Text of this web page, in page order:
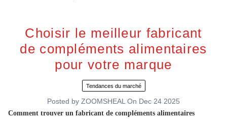
Choisir le meilleur fabricant
de compléments alimentaires
pour votre marque
Tendances du marché
Posted by ZOOMSHEAL On Dec 24 2025
Comment trouver un fabricant de compléments alimentaires